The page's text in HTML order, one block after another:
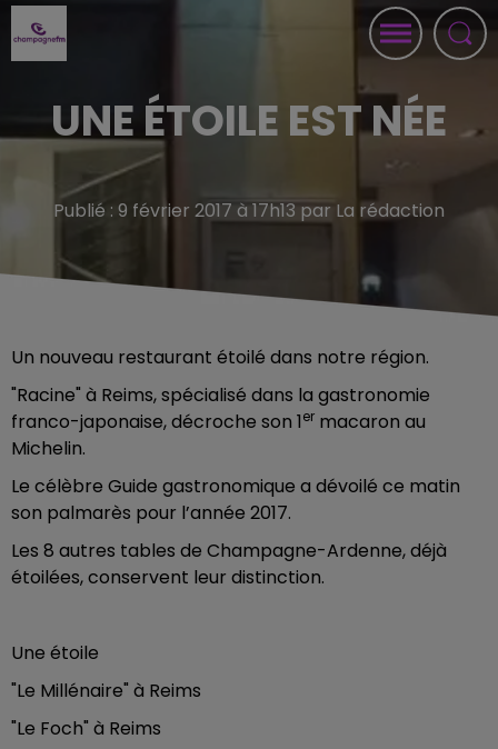
UNE ÉTOILE EST NÉE
Publié : 9 février 2017 à 17h13 par La rédaction
Un nouveau restaurant étoilé dans notre région.
"Racine" à Reims, spécialisé dans la gastronomie
franco-japonaise, décroche son 1er macaron au
Michelin.
Le célèbre Guide gastronomique a dévoilé ce matin
son palmarès pour l’année 2017.
Les 8 autres tables de Champagne-Ardenne, déjà
étoilées, conservent leur distinction.
Une étoile
"Le Millénaire" à Reims
"Le Foch" à Reims